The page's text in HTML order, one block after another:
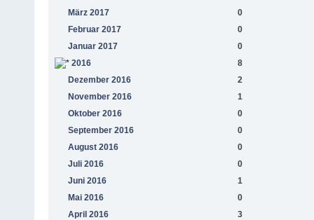
März 2017
0
Februar 2017
0
Januar 2017
0
2016
8
Dezember 2016
2
November 2016
1
Oktober 2016
0
September 2016
0
August 2016
0
Juli 2016
0
Juni 2016
1
Mai 2016
0
April 2016
3